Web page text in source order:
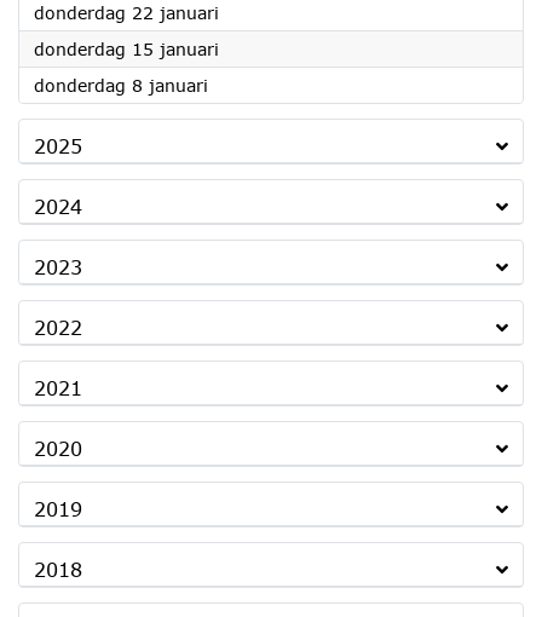
donderdag 22 januari
donderdag 15 januari
donderdag 8 januari
2025
2024
2023
2022
2021
2020
2019
2018